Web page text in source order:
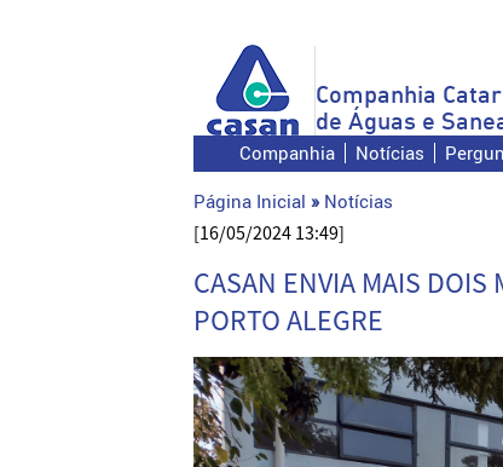
Companhia
de Águas e
Companhia Notícias
Página Inicial » Notícias
[16/05/2024 13:49]
CASAN ENVIA MAIS DOIS
PORTO ALEGRE